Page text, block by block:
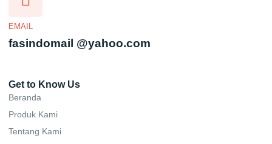
EMAIL
fasindomail @yahoo.com
Get to Know Us
Beranda
Produk Kami
Tentang Kami